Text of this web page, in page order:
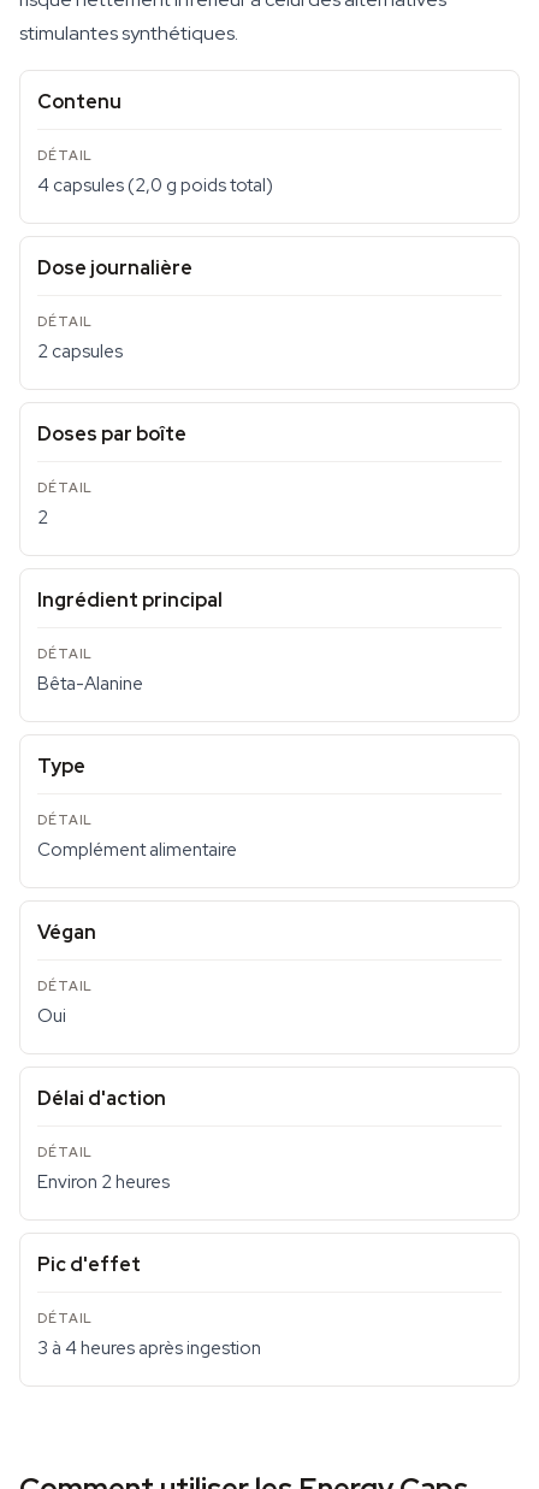
stimulantes synthétiques.
Contenu
4 capsules (2,0 g poids total)
Dose journalière
2 capsules
Doses par boîte
2
Ingrédient principal
Bêta-Alanine
Type
Complément alimentaire
Végan
Oui
Délai d'action
Environ 2 heures
Pic d'effet
3 à 4 heures après ingestion